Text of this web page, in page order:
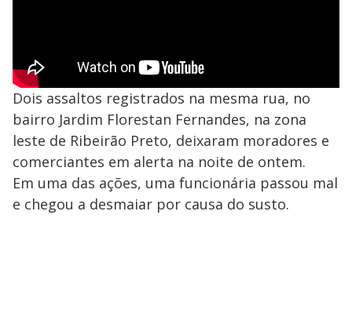
Dois assaltos registrados na mesma rua, no
bairro Jardim Florestan Fernandes, na zona
leste de Ribeirão Preto, deixaram moradores e
comerciantes em alerta na noite de ontem.
Em uma das ações, uma funcionária passou mal
e chegou a desmaiar por causa do susto.